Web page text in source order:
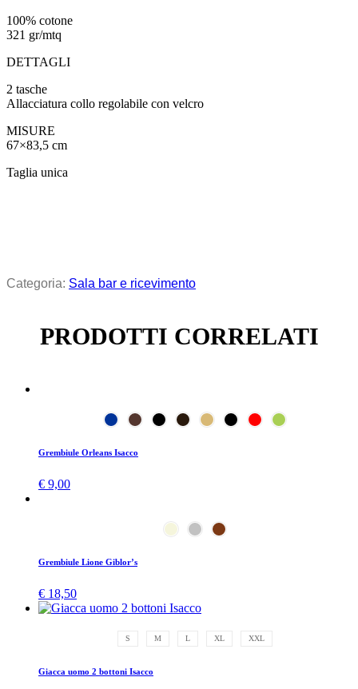
100% cotone
321 gr/mtq
DETTAGLI
2 tasche
Allacciatura collo regolabile con velcro
MISURE
67×83,5 cm
Taglia unica
Categoria: Sala bar e ricevimento
PRODOTTI CORRELATI
Grembiule Orleans Isacco
€ 9,00
Grembiule Lione Giblor’s
€ 18,50
S M L XL XXL
Giacca uomo 2 bottoni Isacco